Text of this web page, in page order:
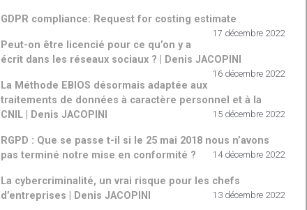
GDPR compliance: Request for costing estimate
17 décembre 2022
Peut-on être licencié pour ce qu’on y a
écrit dans les réseaux sociaux ? | Denis JACOPINI
16 décembre 2022
La Méthode EBIOS désormais adaptée aux
traitements de données à caractère personnel et à la
CNIL | Denis JACOPINI
15 décembre 2022
RGPD : Que se passe t-il si le 25 mai 2018 nous n’avons
pas terminé notre mise en conformité ?
14 décembre 2022
La cybercriminalité, un vrai risque pour les chefs
d’entreprises | Denis JACOPINI
13 décembre 2022